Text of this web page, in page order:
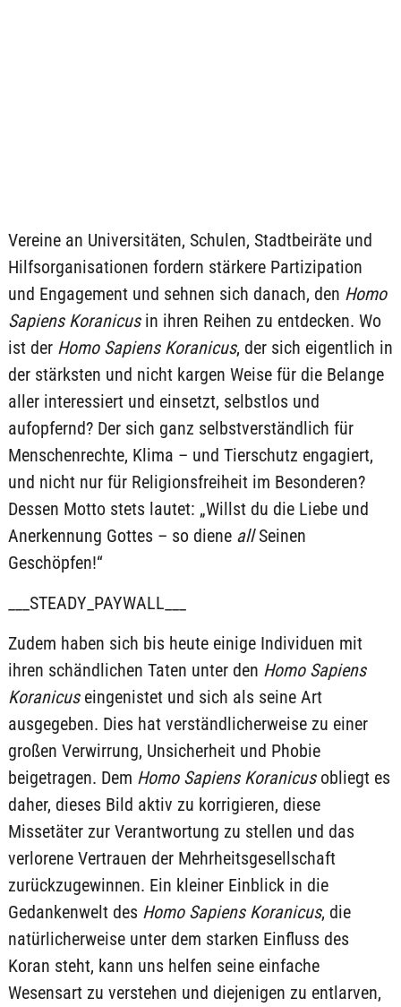
Vereine an Universitäten, Schulen, Stadtbeiräte und
Hilfsorganisationen fordern stärkere Partizipation
und Engagement und sehnen sich danach, den Homo
Sapiens Koranicusin ihren Reihen zu entdecken. Wo
ist der Homo Sapiens Koranicus, der sich eigentlich in
der stärksten und nicht kargen Weise für die Belange
aller interessiert und einsetzt, selbstlos und
aufopfernd? Der sich ganz selbstverständlich für
Menschenrechte, Klima – und Tierschutz engagiert,
und nicht nur für Religionsfreiheit im Besonderen?
Dessen Motto stets lautet: „Willst du die Liebe und
Anerkennung Gottes – so diene allSeinen
Geschöpfen!“
___STEADY_PAYWALL___
Zudem haben sich bis heute einige Individuen mit
ihren schändlichen Taten unter den Homo Sapiens
Koranicuseingenistet und sich als seine Art
ausgegeben. Dies hat verständlicherweise zu einer
großen Verwirrung, Unsicherheit und Phobie
beigetragen. Dem Homo Sapiens Koranicusobliegt es
daher, dieses Bild aktiv zu korrigieren, diese
Missetäter zur Verantwortung zu stellen und das
verlorene Vertrauen der Mehrheitsgesellschaft
zurückzugewinnen. Ein kleiner Einblick in die
Gedankenwelt des Homo Sapiens Koranicus, die
natürlicherweise unter dem starken Einfluss des
Koran steht, kann uns helfen seine einfache
Wesensart zu verstehen und diejenigen zu entlarven,